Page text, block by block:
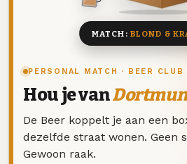
PERSONAL MATCH · BEER CLUB
Hou je van
De Beer koppelt je aan een
dezelfde straat wonen. Geen
Gewoon raak.
MATCH: BLOND &